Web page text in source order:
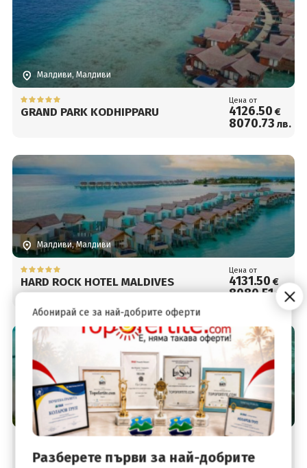
Малдиви, Малдиви
GRAND PARK KODHIPPARU
Цена от
4126.50 €
8070.73 лв.
Малдиви, Малдиви
HARD ROCK HOTEL MALDIVES
Цена от
4131.50 €
8080.51лв.
Малдиви, Малдиви
COCOON MALDIVES 4158
8133
Абонирай се за най-добрите оферти
Разберете първи за най-добрите